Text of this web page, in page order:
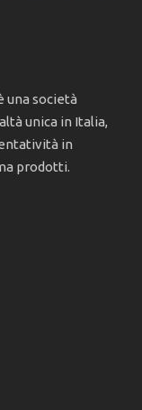
una società
unica in Italia,
in
prodotti.